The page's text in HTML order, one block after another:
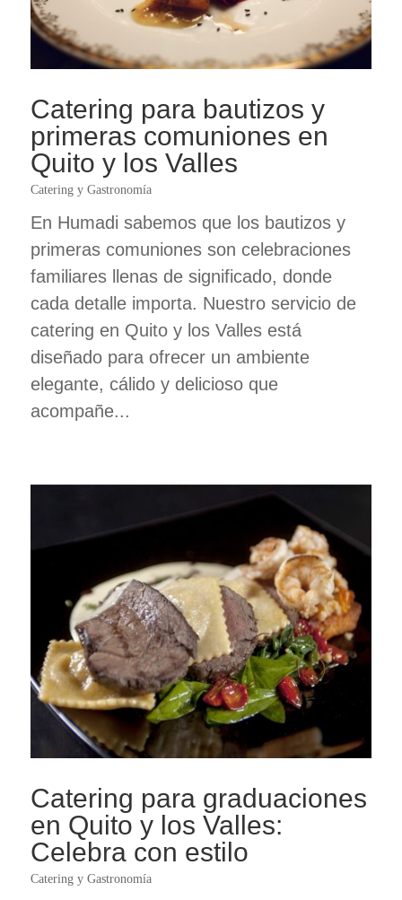
Catering para bautizos y
primeras comuniones en
Quito y los Valles
Catering y Gastronomía
En Humadi sabemos que los bautizos y
primeras comuniones son celebraciones
familiares llenas de significado, donde
cada detalle importa. Nuestro servicio de
catering en Quito y los Valles está
diseñado para ofrecer un ambiente
elegante, cálido y delicioso que
acompañe...
Catering para graduaciones
en Quito y los Valles:
Celebra con estilo
Catering y Gastronomía